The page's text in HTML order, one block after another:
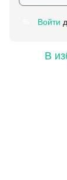
Войти
В